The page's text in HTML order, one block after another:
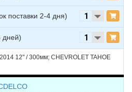
поставки 2-4 дня)
дней)
12" / 300мм; CHEVROLET TAHOE